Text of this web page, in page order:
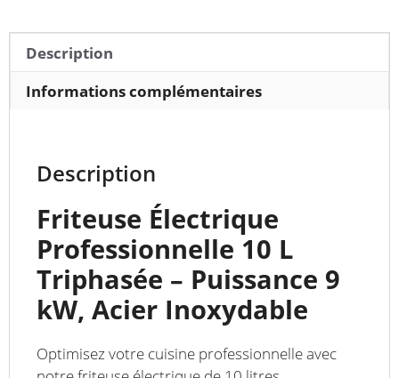
Idéale
pour
et
Efficace
Description
Informations complémentaires
Description
Friteuse Électrique
Professionnelle 10 L
Triphasée – Puissance 9
kW, Acier Inoxydable
Optimisez votre cuisine professionnelle avec